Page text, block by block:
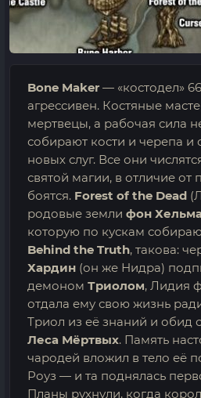
Bone Maker — «костодел»
агрессивен. Костяные
мертвецы, а рабочая сила
собирают кости и черепа и
новых слуг. Все они
святой магии, в отличие от
боятся. Forest of the Dead
родовые земли фон
которую по кускам
Behind the Truth, такова:
Хардин (он же Нидра)
демоном Триолом, Лидия
отдала ему свою жизнь
Триол из её знаний и обид
Леса Мёртвых. Память
чародей вложил в тело её
Роуз — и та поднялась
Планы рухнули, когда